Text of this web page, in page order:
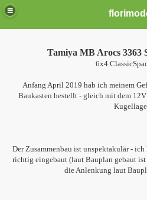
Tamiya MB Arocs 3363
6x4
Anfang April 2019 hab ich meinem
Baukasten bestellt - gleich mit dem
Der Zusammenbau ist unspektakulär - ich
richtig eingebaut (laut Bauplan gebaut
die Anlenkung laut